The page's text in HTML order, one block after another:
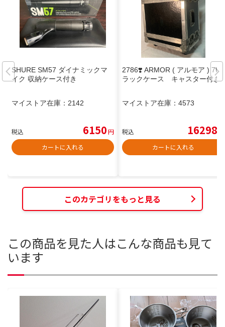
SHURE SM57 ダイナミックマ
イク 収納ケース付き
マイストア在庫： 2142
税込 6150円
カートに入れる
2786❣️ ARMOR ( アルモア ) 7U
ラックケース キャスター付き
マイストア在庫： 4573
税込 16298
カートに入れる
このカテゴリをもっと見る
この商品を見た人はこんな商品も見て
います